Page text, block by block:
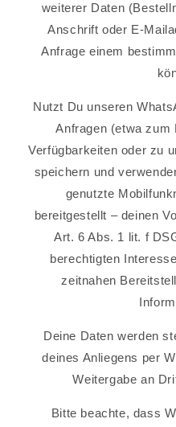
weiterer Daten
Anschrift oder E-
Anfrage einem
Nutzt Du unseren
Anfragen (etwa
Verfügbarkeiten oder zu
speichern und
genutzte
bereitgestellt – deinen
Art. 6 Abs. 1 lit. f
berechtigten
zeitnahen
Deine Daten werden
deines Anliegens per
Weitergabe an
Bitte beachte, dass